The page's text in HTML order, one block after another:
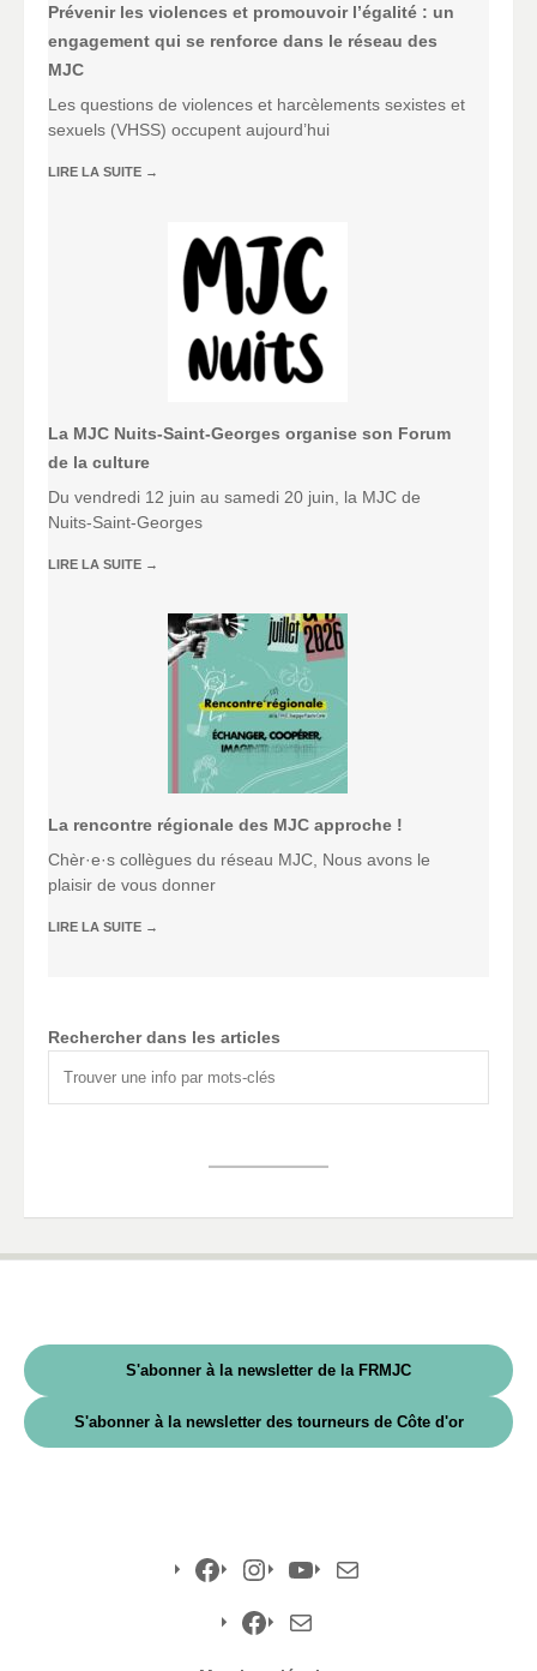
Prévenir les violences et promouvoir l’égalité : un
engagement qui se renforce dans le réseau des
MJC
Les questions de violences et harcèlements sexistes et
sexuels (VHSS) occupent aujourd’hui
LIRE LA SUITE →
La MJC Nuits-Saint-Georges organise son Forum
de la culture
Du vendredi 12 juin au samedi 20 juin, la MJC de
Nuits-Saint-Georges
LIRE LA SUITE →
La rencontre régionale des MJC approche !
Chèr·e·s collègues du réseau MJC, Nous avons le
plaisir de vous donner
LIRE LA SUITE →
Rechercher dans les articles
S'abonner à la newsletter de la FRMJC
S'abonner à la newsletter des tourneurs de Côte d'or